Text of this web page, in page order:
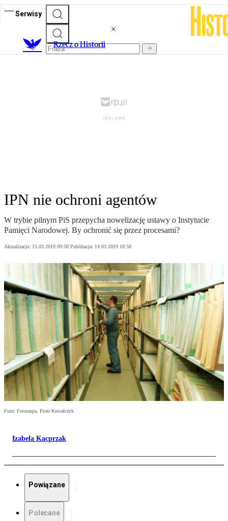
Serwisy
Rzecz o Historii
IPN nie ochroni agentów
W trybie pilnym PiS przepycha nowelizację ustawy o Instytucie
Pamięci Narodowej. By ochronić się przez procesami?
Aktualizacja: 15.03.2019 09:50 Publikacja: 14.03.2019 18:58
Foto: Fotorzepa, Piotr Kowalczyk
Izabela Kacprzak
Powiązane
Polecane